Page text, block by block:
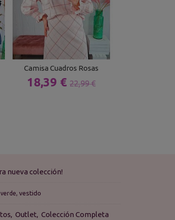
Camisa Cuadros Rosas
18,39 € 22,99 €
nueva colección!
verde vestido
Outlet Colección Completa